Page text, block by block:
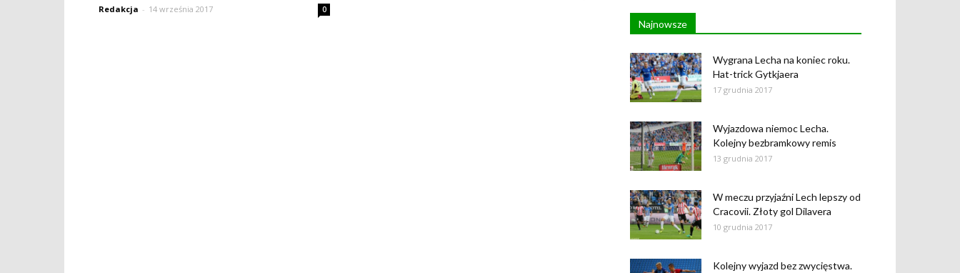
Redakcja - 14 września 2017 0
Najnowsze
Wygrana Lecha na koniec roku.
Hat-trick Gytkjaera
17 grudnia 2017
Wyjazdowa niemoc Lecha.
Kolejny bezbramkowy remis
13 grudnia 2017
W meczu przyjaźni Lech lepszy od
Cracovii. Złoty gol Dilavera
10 grudnia 2017
Kolejny wyjazd bez zwycięstwa.